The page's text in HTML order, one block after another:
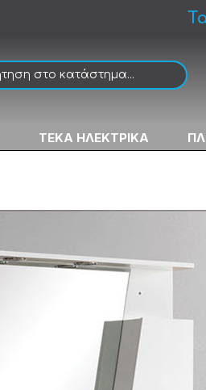
ΤΕΚΑ ΗΛΕΚΤΡΙΚΑ
Έπιπλο Μπάνιου PVC